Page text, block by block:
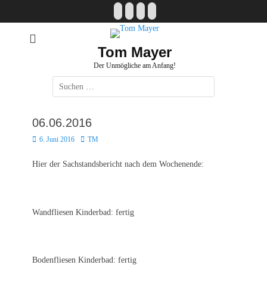
Mail
Tom Mayer
Der Unmögliche am Anfang!
Suche
nach:
06.06.2016
Posted
6. Juni 2016 Autor
TM
Hier der Sachstandsbericht nach dem Wochenende:
Wandfliesen Kinderbad: fertig
Bodenfliesen Kinderbad: fertig